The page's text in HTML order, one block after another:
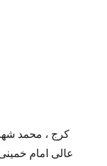
کرج ، محمد
عالی امام